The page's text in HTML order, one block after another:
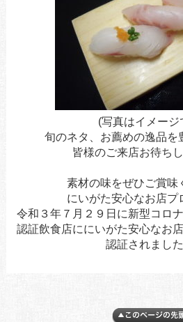
(写真はイメージ
旬のネタ、お薦めの逸品を
皆様のご来店お待ち
素材の味をぜひご賞味
にいがた安心なお店プ
令和３年７月２９日に新型コロ
認証飲食店ににいがた安心なお
認証されました